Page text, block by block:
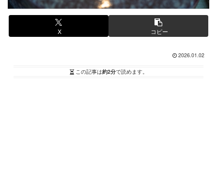
X コピー
2026.01.02
この記事は約2分で読めます。